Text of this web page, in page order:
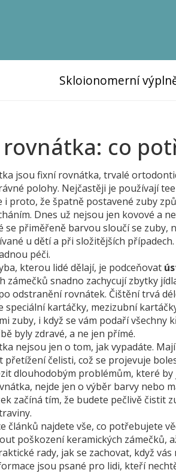
Skloionomerní
rovnátka: co
jsou fixní rovnátka, trvalé
polohy. Nejčastěji je používají
i proto, že špatně postavené zuby
Dnes už nejsou jen kovové a
se přiměřeně barvou sloučí se zuby,
u dětí a při složitějších případech
péči.
kterou lidé dělají, je podceňovat
zámečků snadno zachycují zbytky
odstranění rovnátek. Čištění trvá
speciální kartáčky, mezizubní
zuby, i když se vám podaří
byly zdravé, a ne jen přímé.
nejsou jen o tom, jak vypadáte.
přetížení čelisti, což se projevuje
dlouhodobým problémům, které
nejde jen o výběr barvy nebo
začíná tím, že budete pečlivě čistit
článků najdete vše, co potřebujete
poškození keramických zámečků,
rady, jak se zachovat, když
jsou psané pro lidi, kteří